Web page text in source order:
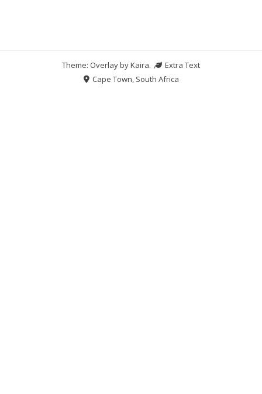
Theme: Overlay byKaira.
Extra Text
Cape Town, South Africa